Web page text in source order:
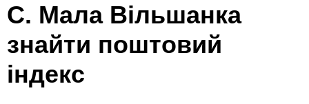
с. Мала Вільшанка
знайти поштовий
індекс